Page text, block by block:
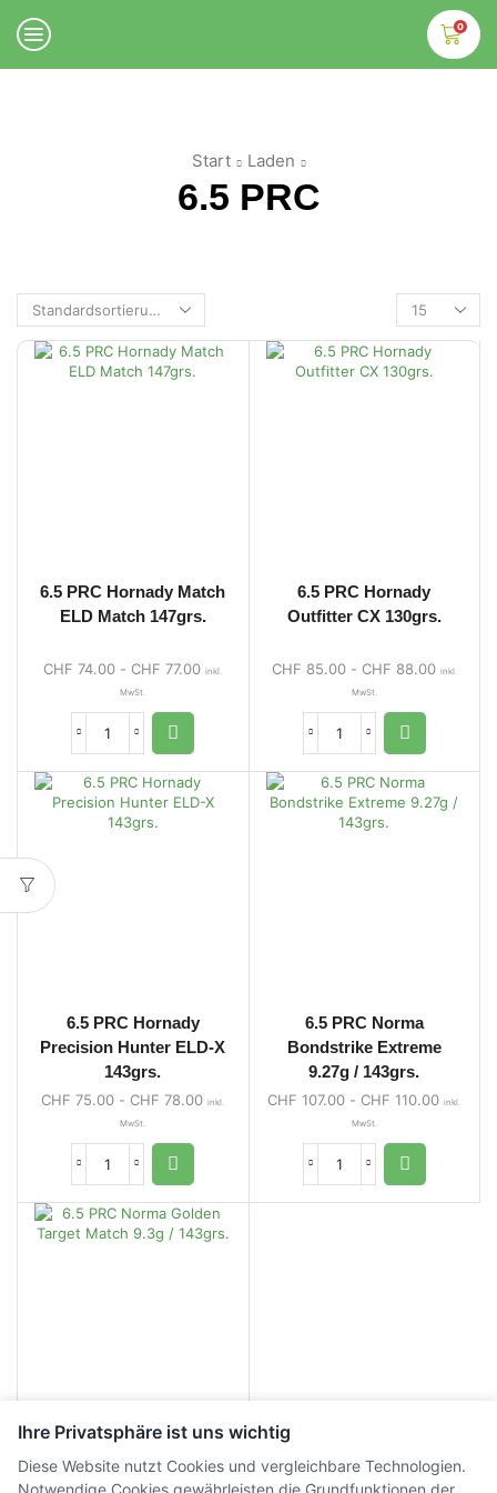
0
Start Laden
6.5 PRC
6.5 PRC Hornady Match
ELD Match 147grs.
CHF 74.00 - CHF 77.00 inkl.
MwSt.
6.5 PRC Hornady
Outfitter CX 130grs.
CHF 85.00- CHF 88.00 inkl.
MwSt.
6.5 PRC Hornady
Precision Hunter ELD-X
143grs.
CHF 75.00 - CHF 78.00 inkl.
MwSt.
6.5 PRC Norma
Bondstrike Extreme
9.27g / 143grs.
CHF 107.00 - CHF 110.00 inkl.
MwSt.
Target Match 9.3g /
Ihre Privatsphäre ist uns wichtig
Diese Website nutzt Cookies und vergleichbare Technologien.
Notwendige Cookies gewährleisten die Grundfunktionen der